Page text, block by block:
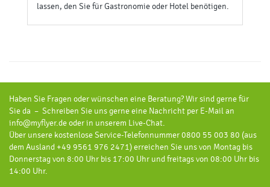
lassen, den Sie für Gastronomie oder Hotel benötigen.
Haben Sie Fragen oder wünschen eine Beratung? Wir sind gerne für
Sie da – Schreiben Sie uns gerne eine Nachricht per E-Mail an
info@myflyer.de oder in unserem Live-Chat.
Über unsere kostenlose Service-Telefonnummer 0800 55 003 80 (aus
dem Ausland +49 9561 976 2471) erreichen Sie uns von Montag bis
Donnerstag von 8:00 Uhr bis 17:00 Uhr und freitags von 08:00 Uhr bis
14:00 Uhr.